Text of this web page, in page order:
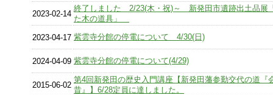
2023-02-14
終了しました 2/23(木・祝)～ 新発田市遺跡出土品展
た木の道具」
2023-04-17 紫雲寺分館の停電について 4/30(日)
2024-04-09 紫雲寺分館の停電について(4/29)
2015-06-02
第4回新発田の歴史入門講座【新発田藩参勤交代の道『
昔』】6/28定員に達しました。